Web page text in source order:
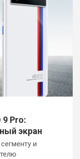
9 Pro:
экран
и